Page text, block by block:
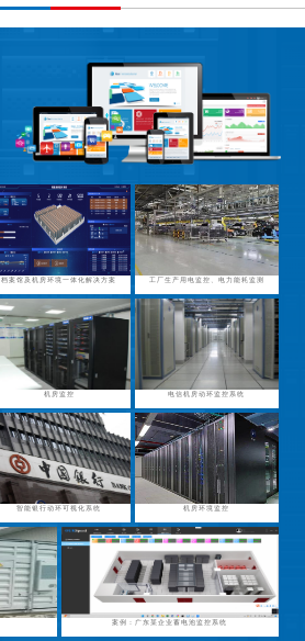
档案馆及机房环境一体化解决方案 工厂生产用电监控、电力能耗监测
机房监控 电信机房动环监控系统
智能银行动环可视化系统 机房环境监控
案例：广东某企业蓄电池监控系统